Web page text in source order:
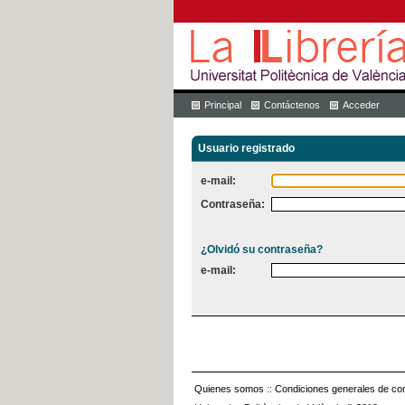
Principal Contáctenos Acceder
Usuario registrado
e-mail:
Contraseña:
¿Olvidó su contraseña?
e-mail:
Quienes somos :: Condiciones generales de